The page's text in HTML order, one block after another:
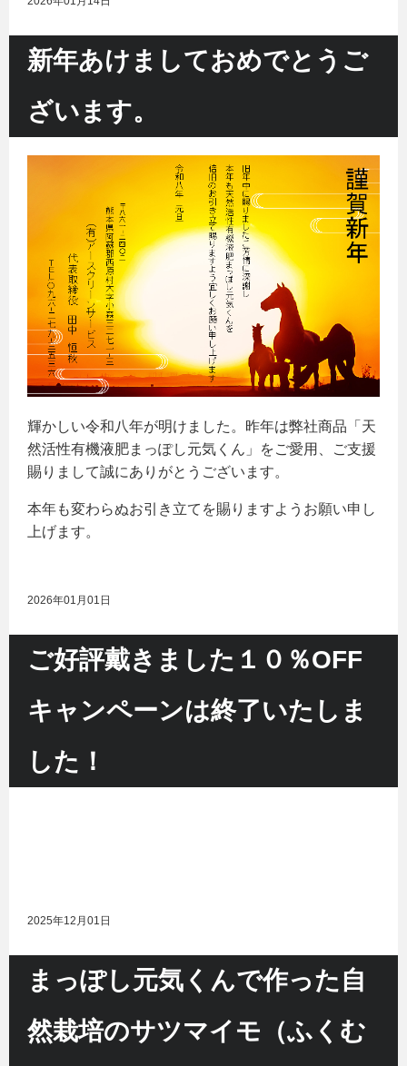
新年あけましておめでとうご
ざいます。
輝かしい令和八年が明けました。昨年は弊社商品「天
然活性有機液肥まっぽし元気くん」をご愛用、ご支援
賜りまして誠にありがとうございます。
本年も変わらぬお引き立てを賜りますようお願い申し
上げます。
2026年01月01日
ご好評戴きました１０％OFF
キャンペーンは終了いたしま
した！
2025年12月01日
まっぽし元気くんで作った自
然栽培のサツマイモ（ふくむ